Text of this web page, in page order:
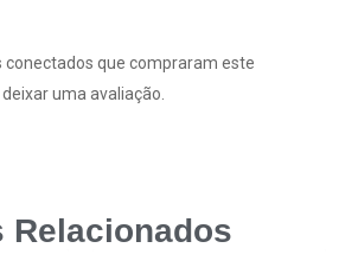
conectados que compraram este
uma avaliação.
Relacionados